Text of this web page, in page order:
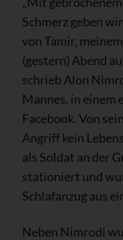
Schmerz geben
von Tamir,
(gestern) Abend
schrieb Alon
Mannes, in einem
Facebook. Von
Angriff kein
als Soldat an der
stationiert und
Schlafanzug aus
Neben Nimrodi